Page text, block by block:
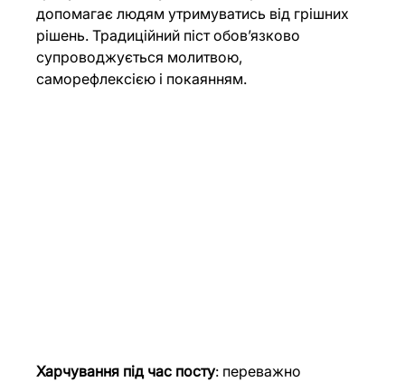
допомагає людям утримуватись від грішних
рішень. Традиційний піст обовʼязково
супроводжується молитвою,
саморефлексією і покаянням.
Харчування під час посту: переважно